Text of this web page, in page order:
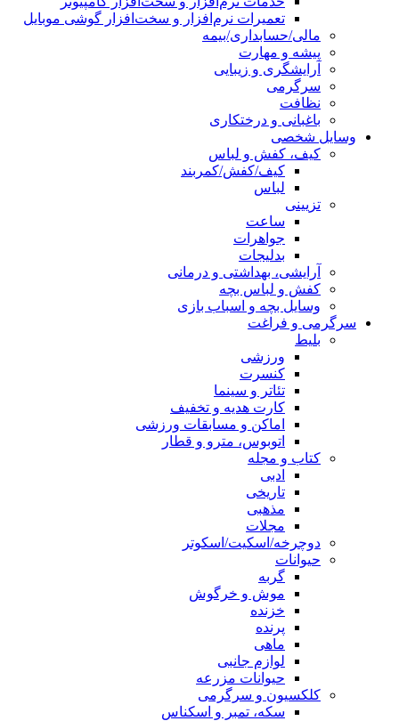
تعمیرات نرم‌افزار و سخت‌افزار گوشی موبایل
مالی/حسابداری/بیمه
پیشه و مهارت
آرایشگری و زیبایی
سرگرمی
نظافت
باغبانی و درختکاری
وسایل شخصی
کیف، کفش و لباس
کیف/کفش/کمربند
لباس
تزیینی
ساعت
جواهرات
بدلیجات
آرایشی، بهداشتی و درمانی
کفش و لباس بچه
وسایل بچه و اسباب بازی
سرگرمی و فراغت
بلیط
ورزشی
کنسرت
تئاتر و سینما
کارت هدیه و تخفیف
اماکن و مسابقات ورزشی
اتوبوس، مترو و قطار
کتاب و مجله
ادبی
تاریخی
مذهبی
مجلات
دوچرخه/اسکیت/اسکوتر
حیوانات
گربه
موش و خرگوش
خزنده
پرنده
ماهی
لوازم جانبی
حیوانات مزرعه
کلکسیون و سرگرمی
سکه، تمبر و اسکناس